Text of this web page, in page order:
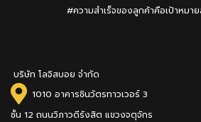
#ความสำเร็จของลูกค้าคือเป้าหมา
บริษัท โลจิสบอย จำกัด
1010 อาคารชินวัตรทาวเวอร์ 3
ชั้น 12 ถนนวิภาวดีรังสิต แขวงจตุจักร